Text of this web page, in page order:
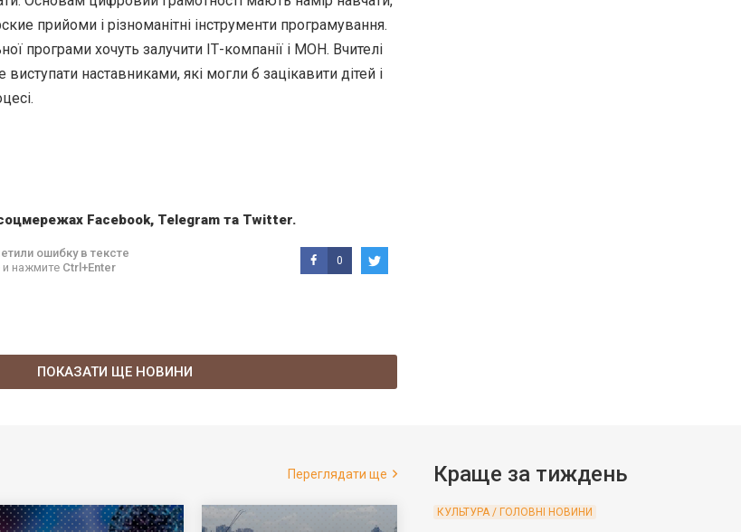
прийоми і різноманітні інструменти програмування.
програми хочуть залучити ІТ-компанії і МОН. Вчителі
наставниками, які могли б зацікавити дітей і
Facebook, Telegram та Twitter.
ошибку в тексте
и нажмите Ctrl+Enter 0
ПОКАЗАТИ ЩЕ НОВИНИ
Переглядати ще Краще за тиждень
КУЛЬТУРА / ГОЛОВНІ НОВИНИ